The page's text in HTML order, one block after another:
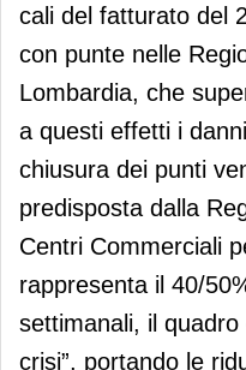
cali del fatturato del
con punte nelle
Lombardia, che
a questi effetti i
chiusura dei punti
predisposta dalla
Centri Commerciali
rappresenta il 40/
settimanali, il
crisi”, portando le